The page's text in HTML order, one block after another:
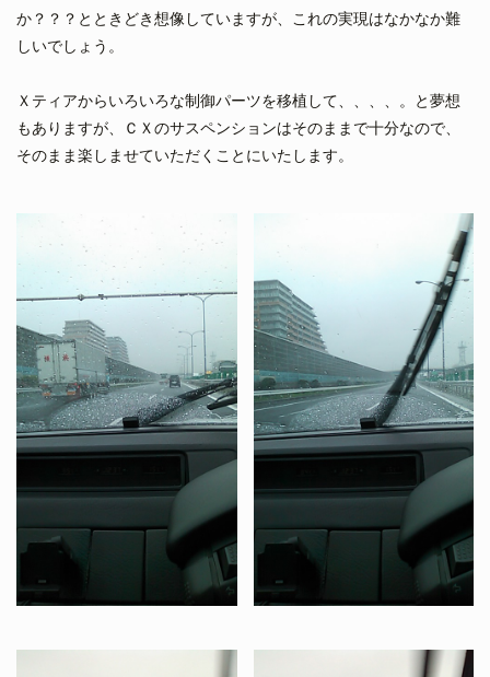
か？？？とときどき想像していますが、これの実現はなかなか難
しいでしょう。
Ｘティアからいろいろな制御パーツを移植して、、、、。と夢想
もありますが、ＣＸのサスペンションはそのままで十分なので、
そのまま楽しませていただくことにいたします。